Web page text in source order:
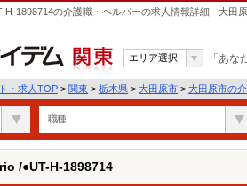
H-1898714の介護職・ヘルパーの求人情報詳細 - 大田
関東
エリア選択 「あ
・求人TOP > 関東 > 栃木県 > 大田原市 > 大田原市の
職種
/●UT-H-1898714